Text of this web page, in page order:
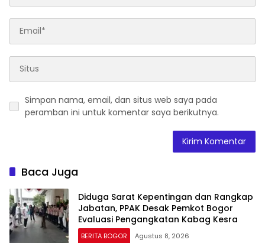
Simpan nama, email, dan situs web saya pada
peramban ini untuk komentar saya berikutnya.
Baca Juga
Diduga Sarat Kepentingan dan Rangkap
Jabatan, PPAK Desak Pemkot Bogor
Evaluasi Pengangkatan Kabag Kesra
BERITA BOGOR Agustus 8, 2026